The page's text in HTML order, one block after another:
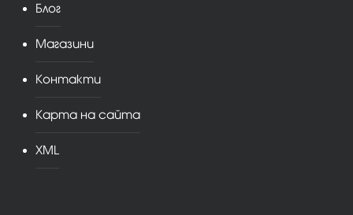
Блог
Магазини
Контакти
Карта на сайта
XML